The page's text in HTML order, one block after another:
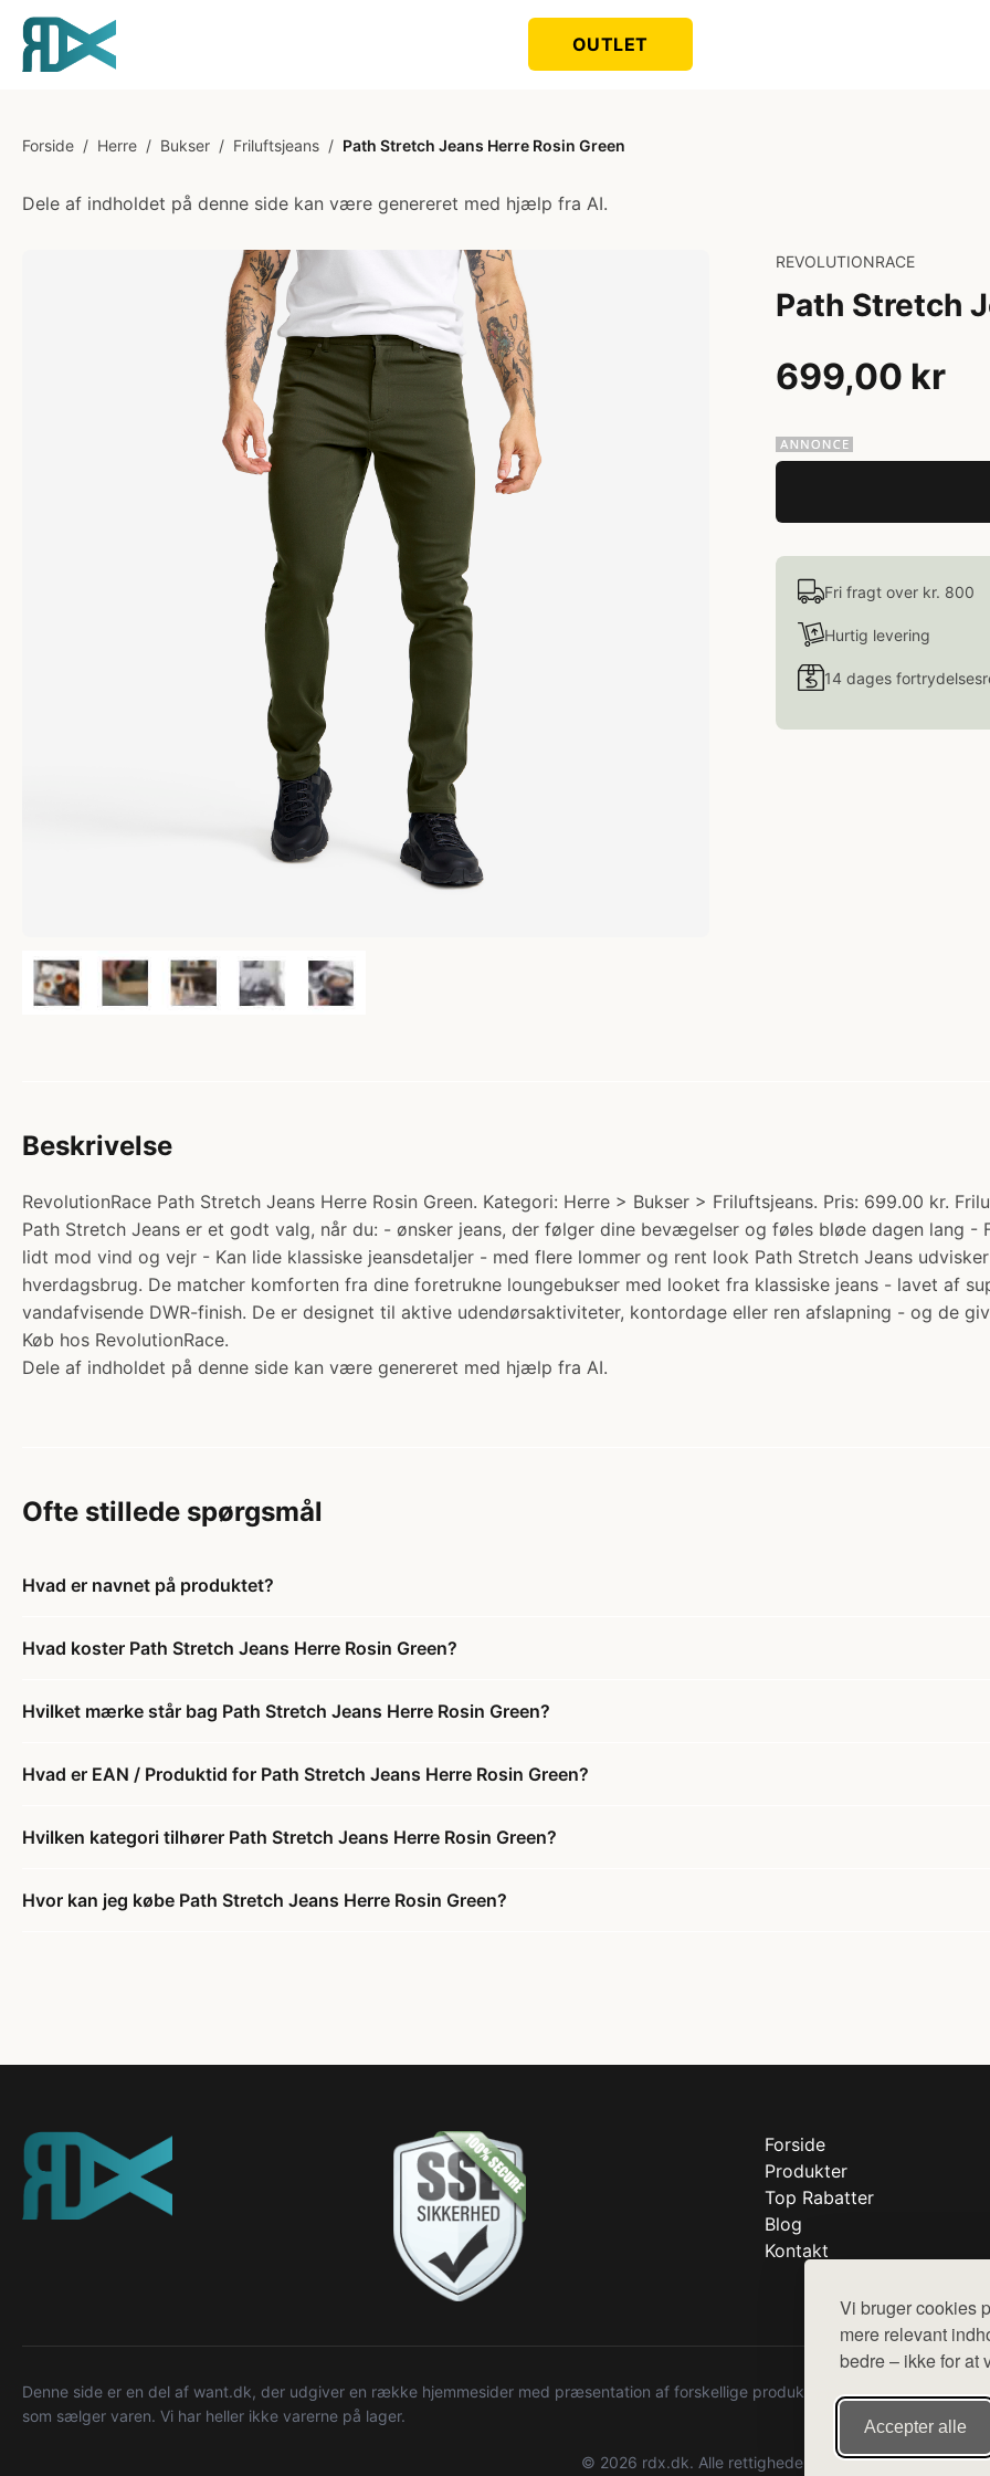
Vi bruger cookies
mere relevant
bedre – ikke for
Accepter alle
OUTLET
Forside / Herre / Bukser / Friluftsjeans / Path Stretch Jeans Herre Rosin Green
Dele af indholdet på denne side kan være genereret med hjælp fra AI.
REVOLUTIONRACE
Path Stretch
699,00 kr
Fri fragt over kr. 800
Hurtig levering
14 dages
Beskrivelse
RevolutionRace Path Stretch Jeans Herre Rosin Green. Kategori: Herre > Bukser > Friluftsjeans. Pris: 699.00 kr.
Path Stretch Jeans er et godt valg, når du: - ønsker jeans, der følger dine bevægelser og føles bløde dagen lang
lidt mod vind og vejr - Kan lide klassiske jeansdetaljer - med flere lommer og rent look Path Stretch Jeans
hverdagsbrug. De matcher komforten fra dine foretrukne loungebukser med looket fra klassiske jeans - lavet af
vandafvisende DWR-finish. De er designet til aktive udendørsaktiviteter, kontordage eller ren afslapning - og de
Køb hos RevolutionRace.
Dele af indholdet på denne side kan være genereret med hjælp fra AI.
Ofte stillede spørgsmål
Hvad er navnet på produktet?
Hvad koster Path Stretch Jeans Herre Rosin Green?
Hvilket mærke står bag Path Stretch Jeans Herre Rosin Green?
Hvad er EAN / Produktid for Path Stretch Jeans Herre Rosin Green?
Hvilken kategori tilhører Path Stretch Jeans Herre Rosin Green?
Hvor kan jeg købe Path Stretch Jeans Herre Rosin Green?
Forside
Produkter
Top Rabatter
Blog
Kontakt
Denne side er en del af want.dk, der udgiver en række hjemmesider med præsentation af forskellige produkter fra diverse
som sælger varen. Vi har heller ikke varerne på lager.
© 2026 rdx.dk. Alle rettigheder forbeholdes.